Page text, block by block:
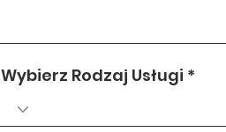
Wybierz Rodzaj Usługi